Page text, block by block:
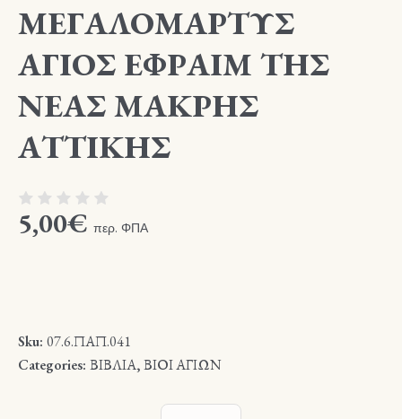
ΜΕΓΑΛΟΜΑΡΤΥΣ
ΑΓΙΟΣ ΕΦΡΑΙΜ ΤΗΣ
ΝΕΑΣ ΜΑΚΡΗΣ
ΑΤΤΙΚΗΣ
5,00€ περ. ΦΠΑ
Sku: 07.6.ΠΑΠ.041
Categories: ΒΙΒΛΙΑ,ΒΙΟΙ ΑΓΙΩΝ